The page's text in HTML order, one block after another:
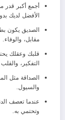
أجمع أكبر قدر
الأفضل لديك
الصديق يكون
مقابل، والوفاء.
قلبك وعقلك
التفكير،
الصداقة مثل
والسيول.
عندما تعصف
وتحتمي به.